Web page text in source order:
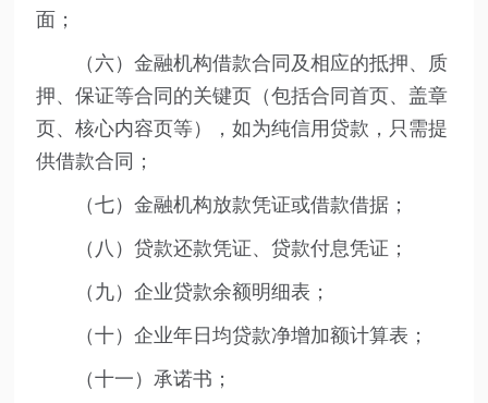
面；
（六）金融机构借款合同及相应的抵押、质
押、保证等合同的关键页（包括合同首页、盖章
页、核心内容页等），如为纯信用贷款，只需提
供借款合同；
（七）金融机构放款凭证或借款借据；
（八）贷款还款凭证、贷款付息凭证；
（九）企业贷款余额明细表；
（十）企业年日均贷款净增加额计算表；
（十一）承诺书；